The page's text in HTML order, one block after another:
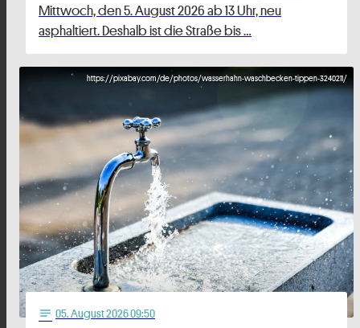
Mittwoch, den 5. August 2026 ab 13 Uhr, neu
asphaltiert. Deshalb ist die Straße bis …
https://pixabay.com/de/photos/wasserhahn-waschbecken-tippen-3240211/
notes 05. August 2026 09:50